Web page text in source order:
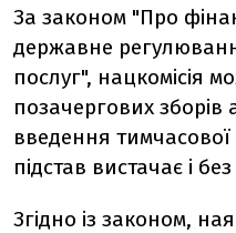
За законом "Про
державне
послуг", нацкомісія
позачергових зборів
введення тимчасової
підстав вистачає і
Згідно із законом,